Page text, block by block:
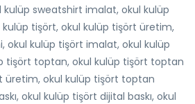
sweatshirt imalat, okul kulüp
tişört, okul kulüp tişört üretim,
okul kulüp tişört imalat, okul kulüp
tişört toptan, okul kulüp tişört toptan
üretim, okul kulüp tişört toptan
okul kulüp tişört dijital baskı, okul